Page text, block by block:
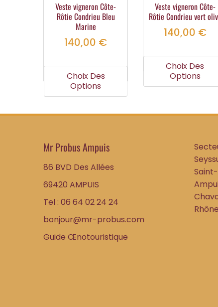
Veste vigneron Côte-
Rôtie Condrieu Bleu
Marine
140,00 €
Choix Des
Options
produit
a
plusieurs
Les
du
Veste vigneron Côte-
Rôtie Condrieu vert
140,00 €
Choix Des
Options
Mr Probus Ampuis
86 BVD Des Allées
69420 AMPUIS
Tel : 06 64 02 24 24
bonjour@mr-probus.com
Guide Œnotouristique